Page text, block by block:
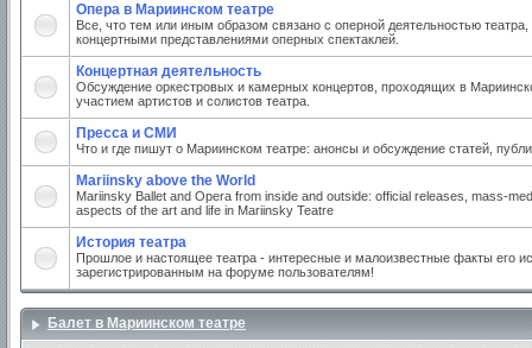
Опера в Мариинском театре
Все, что тем или иным образом связано с оперной деятельностью
концертными представлениями оперных спектаклей.
Концертная деятельность
Обсуждение оркестровых и камерных концертов, проходящих в
участием артистов и солистов театра.
Пресса и СМИ
Что и где пишут о Мариинском театре: анонсы и обсуждение статей,
Mariinsky above the World
Mariinsky Ballet and Opera from inside and outside: official releases, mass-
aspects of the art and life in Mariinsky Teatre
История театра
Прошлое и настоящее театра - интересные и малоизвестные факты его
зарегистрированным на форуме пользователям!
Балет в Мариинском театре